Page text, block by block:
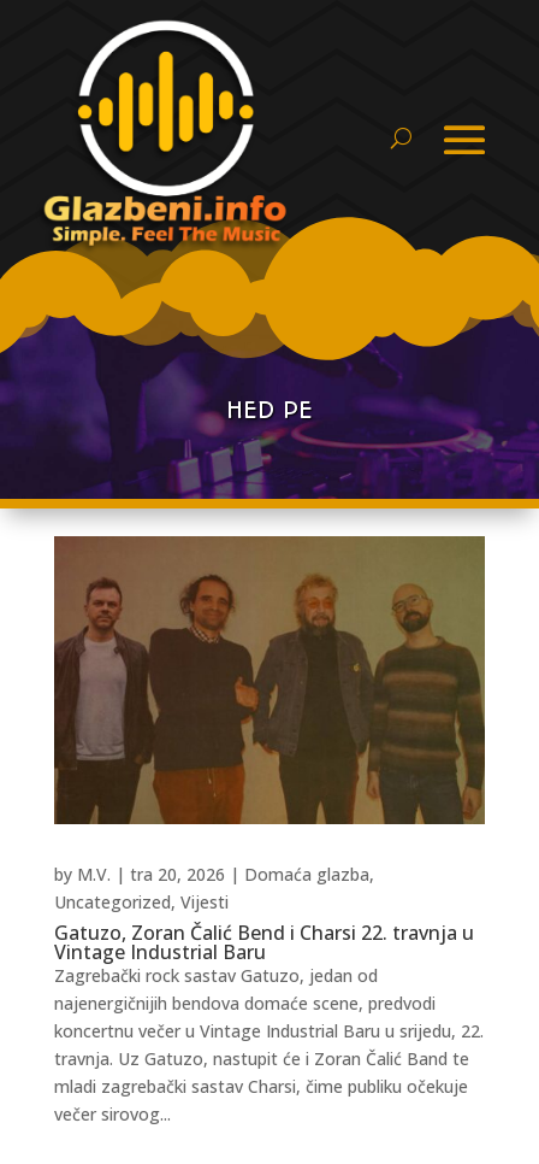
HED PE
Gatuzo, Zoran Čalić Bend i Charsi 22. travnja u
Vintage Industrial Baru
by M.V. | tra 20, 2026 | Domaća glazba,
Uncategorized, Vijesti
Zagrebački rock sastav Gatuzo, jedan od
najenergičnijih bendova domaće scene, predvodi
koncertnu večer u Vintage Industrial Baru u srijedu, 22.
travnja. Uz Gatuzo, nastupit će i Zoran Čalić Band te
mladi zagrebački sastav Charsi, čime publiku očekuje
večer sirovog...